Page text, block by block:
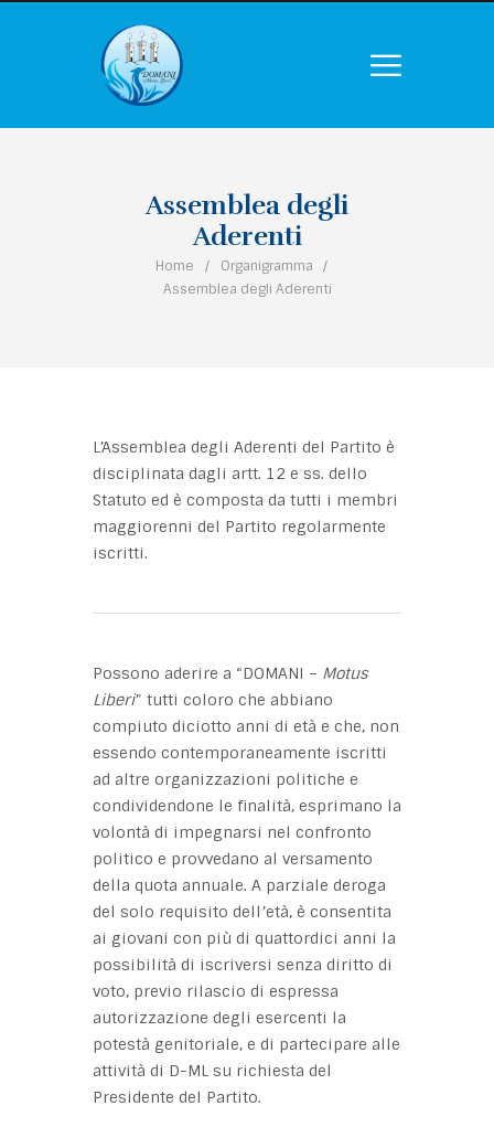
Assemblea degli
Aderenti
Home
Organigramma
Assemblea degli Aderenti
L’Assemblea degli Aderenti del Partito è
disciplinata dagli artt. 12 e ss. dello
Statuto ed è composta da tutti i membri
maggiorenni del Partito regolarmente
iscritti.
Possono aderire a “DOMANI – Motus
Liberi” tutti coloro che abbiano
compiuto diciotto anni di età e che, non
essendo contemporaneamente iscritti
ad altre organizzazioni politiche e
condividendone le finalità, esprimano la
volontà di impegnarsi nel confronto
politico e provvedano al versamento
della quota annuale. A parziale deroga
del solo requisito dell’età, è consentita
ai giovani con più di quattordici anni la
possibilità di iscriversi senza diritto di
voto, previo rilascio di espressa
autorizzazione degli esercenti la
potestà genitoriale, e di partecipare alle
attività di D-ML su richiesta del
Presidente del Partito.